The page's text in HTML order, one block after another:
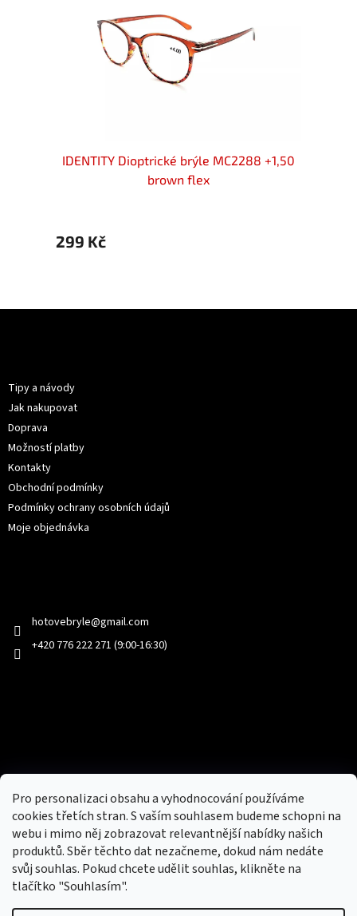
Pro personalizaci obsahu a vyhodnocování používáme
cookies třetích stran. S vaším souhlasem budeme schopni na
webu i mimo něj zobrazovat relevantnější nabídky našich
produktů. Sběr těchto dat nezačneme, dokud nám nedáte
svůj souhlas. Pokud chcete udělit souhlas, klikněte na
tlačítko "Souhlasím".
IDENTITY Dioptrické brýle MC2288 +1,50
brown flex
299 Kč
Tipy a návody
Jak nakupovat
Doprava
Možností platby
Kontakty
Obchodní podmínky
Podmínky ochrany osobních údajů
Moje objednávka
hotovebryle@gmail.com
+420 776 222 271 (9:00-16:30)
Nový obchod s batohy, cestovními zavazadly, tašky a peněženky